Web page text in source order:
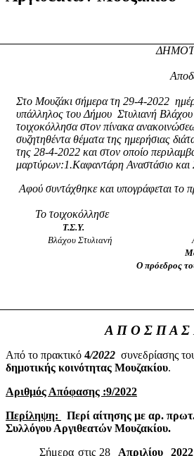
Στο Μουζάκι σήμερα τη 29-4-2022
υπάλληλος του Δήμου Στυλιανή
τοιχοκόλλησα στον πίνακα
συζητηθέντα θέματα της ημερήσιας
της 28-4-2022 και στον οποίο
μαρτύρων:1.Καφαντάρη Αναστάσιο
Αφού συντάχθηκε και υπογράφεται το
Το τοιχοκόλλησε
Τ.Σ.Υ.
Βλάχου Στυλιανή
Ο πρόεδρος
Α Π Ο Σ Π Α Σ
Από το πρακτικό 4/2022 συνεδρίασης
δημοτικής κοινότητας Μουζακίου.
Αριθμός Απόφασης :9/2022
Περίληψη:
Περί αίτησης με αρ.
Συλλόγου Αργιθεατών Μουζακίου.
Σήμερα στις 28 Απριλίου 2022